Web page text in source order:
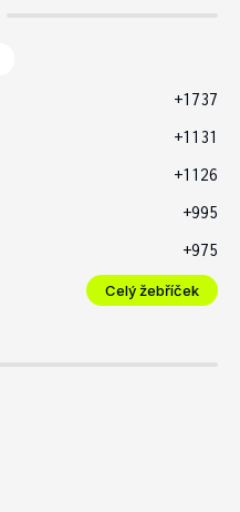
+1737
+1131
+1126
+995
+975
Celý žebříček